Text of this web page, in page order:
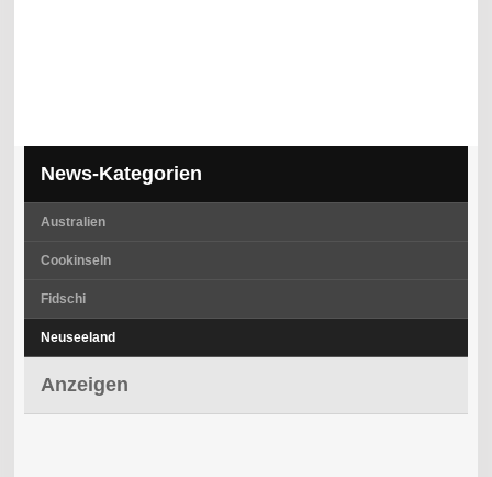
News-Kategorien
Australien
Cookinseln
Fidschi
Neuseeland
Anzeigen